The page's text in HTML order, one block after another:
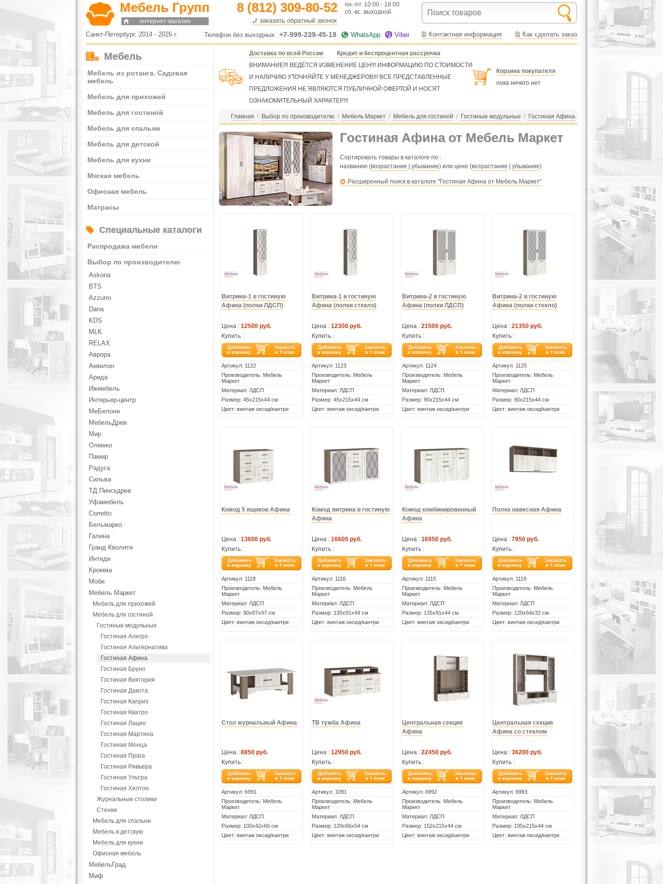
Мебель Групп
интернет-магазин
8 (812) 309-80-52
заказать обратный звонок
пн.-пт. 10:00 - 18:00
сб.-вс. выходной
Санкт-Петербург, 2014 - 2026 г. Телефон без выходных +7-999-239-45-19 WhatsApp Viber Контактная информация Как сделать заказ
Мебель
Мебель из ротанга. Садовая
мебель
Мебель для прихожей
Мебель для гостиной
Мебель для спальни
Мебель для детской
Мебель для кухни
Мягкая мебель
Офисная мебель
Матрасы
Специальные каталоги
Распродажа мебели
Выбор по производителю
Askona
BTS
Azzurro
Dana
KDS
MLK
RELAX
Аврора
Аквилон
Арида
Ижмебель
Интерьер-центр
МеБелони
МебельДрев
Мир
Олмеко
Памир
Радуга
Сильва
ТД Пинскдрев
Уфамебель
Corretto
Бельмарко
Галина
Гранд Кволити
Интеди
Кромма
Моби
Мебель Маркет
Мебель для прихожей
Мебель для гостиной
Гостиные модульные
Гостиная Алегро
Гостиная Альтернатива
Гостиная Афина
Гостиная Бруно
Гостиная Виктория
Гостиная Дакота
Гостиная Каприз
Гостиная Кватро
Гостиная Лацио
Гостиная Мартина
Гостиная Монца
Гостиная Прага
Гостиная Ривьера
Гостиная Ультра
Гостиная Хилтон
Журнальные столики
Стенки
Мебель для спальни
Мебель в детскую
Мебель для кухни
Офисная мебель
МебельГрад
Миф
Доставка по всей России
Кредит и беспроцентная рассрочка
ВНИМАНИЕ!!! ВЕДЁТСЯ ИЗМЕНЕНИЕ ЦЕН!!! ИНФОРМАЦИЮ ПО СТОИМОСТИ
И НАЛИЧИЮ УТОЧНЯЙТЕ У МЕНЕДЖЕРОВ!!! ВСЕ ПРЕДСТАВЛЕННЫЕ
ПРЕДЛОЖЕНИЯ НЕ ЯВЛЯЮТСЯ ПУБЛИЧНОЙ ОФЕРТОЙ И НОСЯТ
ОЗНАКОМИТЕЛЬНЫЙ ХАРАКТЕР!!!
Корзина покупателя
пока ничего нет
Главная / Выбор по производителю / Мебель Маркет / Мебель для гостиной / Гостиные модульные / Гостиная Афина
Гостиная Афина от Мебель Маркет
Сортировать товары в каталоге по :
названию (возрастание убывание) или цене (возрастание убывание)
Расширенный поиск в каталоге "Гостиная Афина от Мебель Маркет"
Витрина-1 в гостиную
Афина (полки ЛДСП)
Цена : 12500 руб.
Купить :
Артикул: 1122
Производитель: Мебель
Маркет
Материал: ЛДСП
Размер: 45х215х44 см
Цвет: винтаж оксид/кантри
Витрина-1 в гостиную
Афина (полки стекло)
Цена : 12300 руб.
Купить :
Артикул: 1123
Производитель: Мебель
Маркет
Материал: ЛДСП
Размер: 45х215х44 см
Цвет: винтаж оксид/кантри
Витрина-2 в гостиную
Афина (полки ЛДСП)
Цена : 21500 руб.
Купить :
Артикул: 1124
Производитель: Мебель
Маркет
Материал: ЛДСП
Размер: 90х215х44 см
Цвет: винтаж оксид/кантри
Витрина-2 в гостиную
Афина (полки стекло)
Цена : 21350 руб.
Купить :
Артикул: 1125
Производитель: Мебель
Маркет
Материал: ЛДСП
Размер: 90х215х44 см
Цвет: винтаж оксид/кантри
Комод 5 ящиков Афина
Цена : 13600 руб.
Купить :
Артикул: 1118
Производитель: Мебель
Маркет
Материал: ЛДСП
Размер: 90х87х47 см
Цвет: винтаж оксид/кантри
Комод витрина в гостиную
Афина
Цена : 16600 руб.
Купить :
Артикул: 1116
Производитель: Мебель
Маркет
Материал: ЛДСП
Размер: 135х91х44 см
Цвет: винтаж оксид/кантри
Комод комбинированный
Афина
Цена : 16950 руб.
Купить :
Артикул: 1115
Производитель: Мебель
Маркет
Материал: ЛДСП
Размер: 135х91х44 см
Цвет: винтаж оксид/кантри
Полка навесная Афина
Цена : 7950 руб.
Купить :
Артикул: 1119
Производитель: Мебель
Маркет
Материал: ЛДСП
Размер: 120х64х32 см
Цвет: винтаж оксид/кантри
Стол журнальный Афина
Цена : 8850 руб.
Купить :
Артикул: 6991
Производитель: Мебель
Маркет
Материал: ЛДСП
Размер: 100х42х60 см
Цвет: винтаж оксид/кантри
ТВ тумба Афина
Цена : 12950 руб.
Купить :
Артикул: 1091
Производитель: Мебель
Маркет
Материал: ЛДСП
Размер: 120х66х54 см
Цвет: винтаж оксид/кантри
Центральная секция
Афина
Цена : 22450 руб.
Купить :
Артикул: 6992
Производитель: Мебель
Маркет
Материал: ЛДСП
Размер: 152х215х44 см
Цвет: винтаж оксид/кантри
Центральная секция
Афина со стеклом
Цена : 36200 руб.
Купить :
Артикул: 6993
Производитель: Мебель
Маркет
Материал: ЛДСП
Размер: 195х215х44 см
Цвет: винтаж оксид/кантри